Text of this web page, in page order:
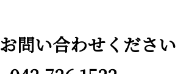
お問い合わせください